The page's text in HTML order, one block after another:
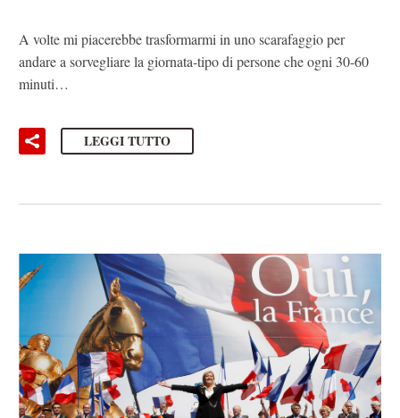
A volte mi piacerebbe trasformarmi in uno scarafaggio per
andare a sorvegliare la giornata-tipo di persone che ogni 30-60
minuti…
LEGGI TUTTO